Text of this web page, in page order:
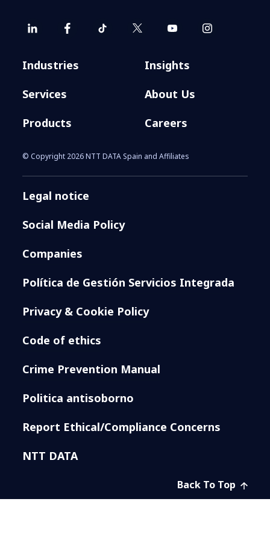
Industries
Services
Products
Insights
About Us
Careers
© Copyright 2026 NTT DATA Spain and Affiliates
Legal notice
Social Media Policy
Companies
Política de Gestión Servicios Integrada
Privacy & Cookie Policy
Code of ethics
Crime Prevention Manual
Politica antisoborno
Report Ethical/Compliance Concerns
NTT DATA
Back To Top